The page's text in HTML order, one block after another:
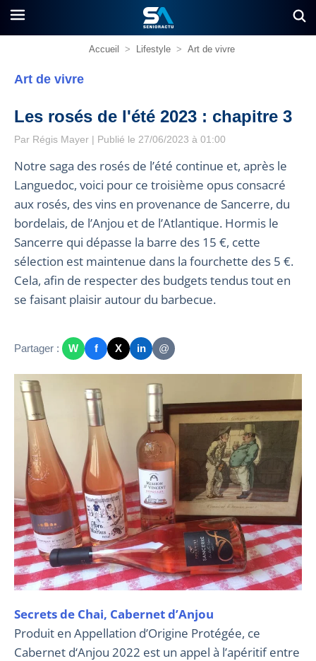
Accueil > Lifestyle > Art de vivre
Art de vivre
Les rosés de l'été 2023 : chapitre 3
Par Régis Mayer | Publié le 27/06/2023 à 01:00
Notre saga des rosés de l’été continue et, après le
Languedoc, voici pour ce troisième opus consacré
aux rosés, des vins en provenance de Sancerre, du
bordelais, de l’Anjou et de l’Atlantique. Hormis le
Sancerre qui dépasse la barre des 15 €, cette
sélection est maintenue dans la fourchette des 5 €.
Cela, afin de respecter des budgets tendus tout en
se faisant plaisir autour du barbecue.
Partager : W f X in @
Secrets de Chai, Cabernet d’Anjou
Produit en Appellation d’Origine Protégée, ce
Cabernet d‘Anjou 2022 est un appel à l’apéritif entre